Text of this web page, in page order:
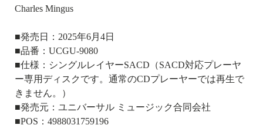
Charles Mingus
■発売日：2025年6月4日
■品番：UCGU-9080
■仕様：シングルレイヤーSACD（SACD対応プレーヤ
ー専用ディスクです。通常のCDプレーヤーでは再生で
きません。）
■発売元：ユニバーサル ミュージック合同会社
■POS：4988031759196